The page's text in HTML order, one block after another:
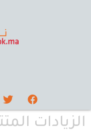
الزيادات